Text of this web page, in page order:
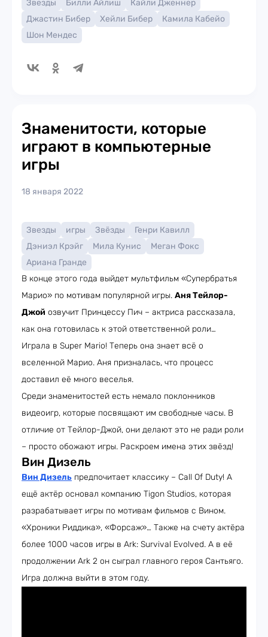
Звезды Билли Айлиш
Кайли Дженнер
Джастин Бибер
Хейли Бибер
Камила Кабейо
Шон Мендес
Знаменитости, которые
играют в компьютерные
игры
18 января 2022
Звезды игры Звёзды
Генри Кавилл
Дэниэл Крэйг
Мила Кунис
Меган Фокс
Ариана Гранде
В конце этого года выйдет мультфильм «Супербратья
Марио» по мотивам популярной игры. Аня Тейлор-
Джой озвучит Принцессу Пич – актриса рассказала,
как она готовилась к этой ответственной роли…
Играла в Super Mario! Теперь она знает всё о
вселенной Марио. Аня призналась, что процесс
доставил её много веселья.
Среди знаменитостей есть немало поклонников
видеоигр, которые посвящают им свободные часы. В
отличие от Тейлор-Джой, они делают это не ради роли
– просто обожают игры. Раскроем имена этих звёзд!
Вин Дизель
Вин Дизель предпочитает классику – Call Of Duty! А
ещё актёр основал компанию Tigon Studios, которая
разрабатывает игры по мотивам фильмов с Вином.
«Хроники Риддика», «Форсаж»… Также на счету актёра
более 1000 часов игры в Ark: Survival Evolved. А в её
продолжении Ark 2 он сыграл главного героя Сантьяго.
Игра должна выйти в этом году.